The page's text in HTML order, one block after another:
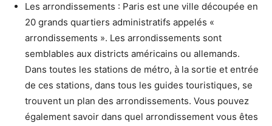
Les arrondissements : Paris est une ville découpée en
20 grands quartiers administratifs appelés «
arrondissements ». Les arrondissements sont
semblables aux districts américains ou allemands.
Dans toutes les stations de métro, à la sortie et entrée
de ces stations, dans tous les guides touristiques, se
trouvent un plan des arrondissements. Vous pouvez
également savoir dans quel arrondissement vous êtes